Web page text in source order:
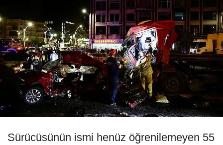
Sürücüsünün ismi henüz öğrenilemeyen 55